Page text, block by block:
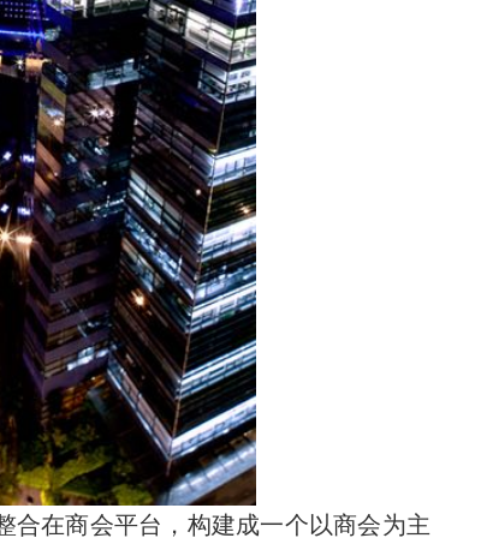
合在商会平台，构建成一个以商会为主